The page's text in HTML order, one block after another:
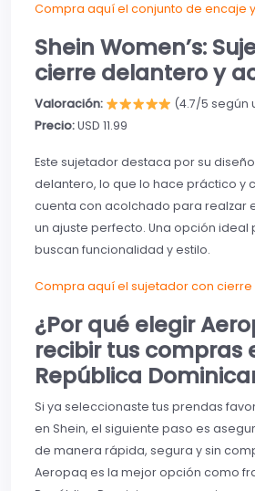
Compra aquí el conjunto de encaje
Shein Women’s:
cierre delantero y
Valoración:
(4.7/5 según
Precio:USD 11.99
Este sujetador destaca por su
delantero, lo que lo hace práctico y
cuenta con acolchado para realzar
un ajuste perfecto. Una opción ideal
buscan funcionalidad y estilo.
Compra aquí el sujetador con
¿Por qué elegir
recibir tus compras
República
Si ya seleccionaste tus prendas
en Shein, el siguiente paso es
de manera rápida, segura y sin
Aeropaq es la mejor opción como